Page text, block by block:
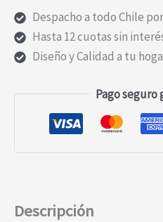
Despacho a todo Chile
Hasta 12 cuotas sin
Diseño y Calidad a tu
Pago seguro
Descripción